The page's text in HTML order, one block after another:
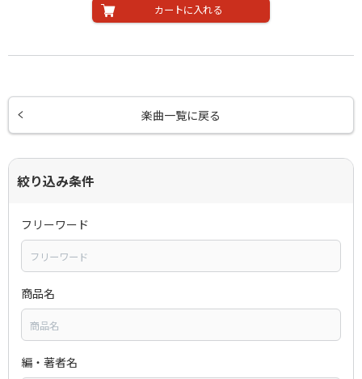
カートに入れる
楽曲一覧に戻る
絞り込み条件
フリーワード
商品名
編・著者名